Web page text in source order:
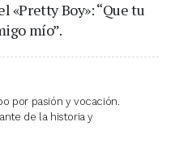
«Pretty Boy»: “Que tu
mío”.
por pasión y vocación.
de la historia y